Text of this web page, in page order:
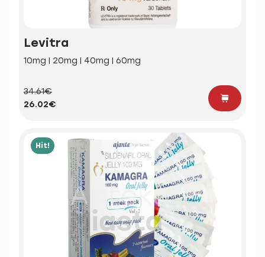
Levitra
10mg | 20mg | 40mg | 60mg
34.61€
26.02€
Hit!